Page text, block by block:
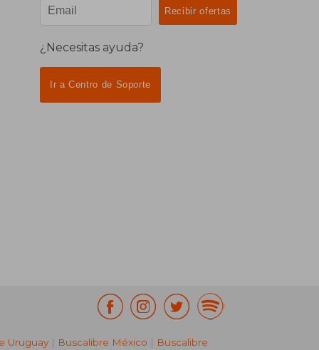
¿Necesitas ayuda?
Ir a Centro de Soporte
Uruguay | Buscalibre México | Buscalibre